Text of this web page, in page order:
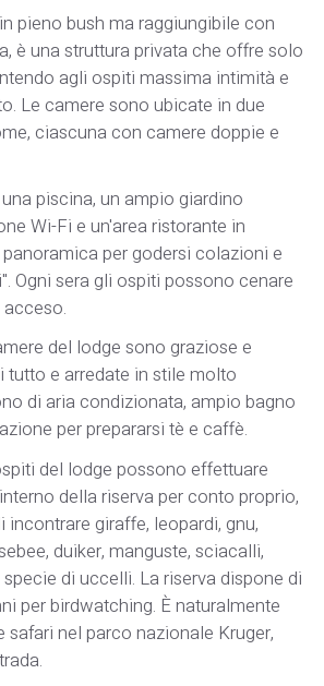
pieno bush ma raggiungibile con
è una struttura privata che offre solo
agli ospiti massima intimità e
Le camere sono ubicate in due
ciascuna con camere doppie e
piscina, un ampio giardino
Wi-Fi e un'area ristorante in
per godersi colazioni e
Ogni sera gli ospiti possono cenare
del lodge sono graziose e
tutto e arredate in stile molto
di aria condizionata, ampio bagno
per prepararsi tè e caffè.
del lodge possono effettuare
della riserva per conto proprio,
giraffe, leopardi, gnu,
duiker, manguste, sciacalli,
di uccelli. La riserva dispone di
per birdwatching. È naturalmente
nel parco nazionale Kruger,